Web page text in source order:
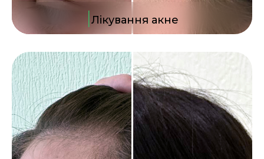
|Лікування акне